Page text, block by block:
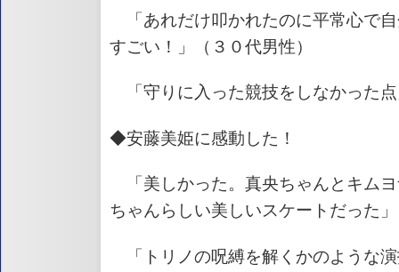
「あれだけ叩かれたのに平常心で
すごい！」（３０代男性）
「守りに入った競技をしなかった
◆安藤美姫に感動した！
「美しかった。真央ちゃんとキム
ちゃんらしい美しいスケートだった
「トリノの呪縛を解くかのような